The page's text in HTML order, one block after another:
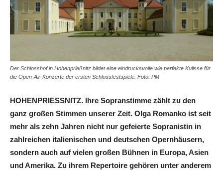
Der Schlosshof in Hohenprießnitz bildet eine eindrucksvolle wie perfekte Kulisse für
die Open-Air-Konzerte der ersten Schlossfestspiele. Foto: PM
HOHENPRIESSNITZ. Ihre Sopranstimme zählt zu den
ganz großen Stimmen unserer Zeit. Olga Romanko ist seit
mehr als zehn Jahren nicht nur gefeierte Sopranistin in
zahlreichen italienischen und deutschen Opernhäusern,
sondern auch auf vielen großen Bühnen in Europa, Asien
und Amerika. Zu ihrem Repertoire gehören unter anderem